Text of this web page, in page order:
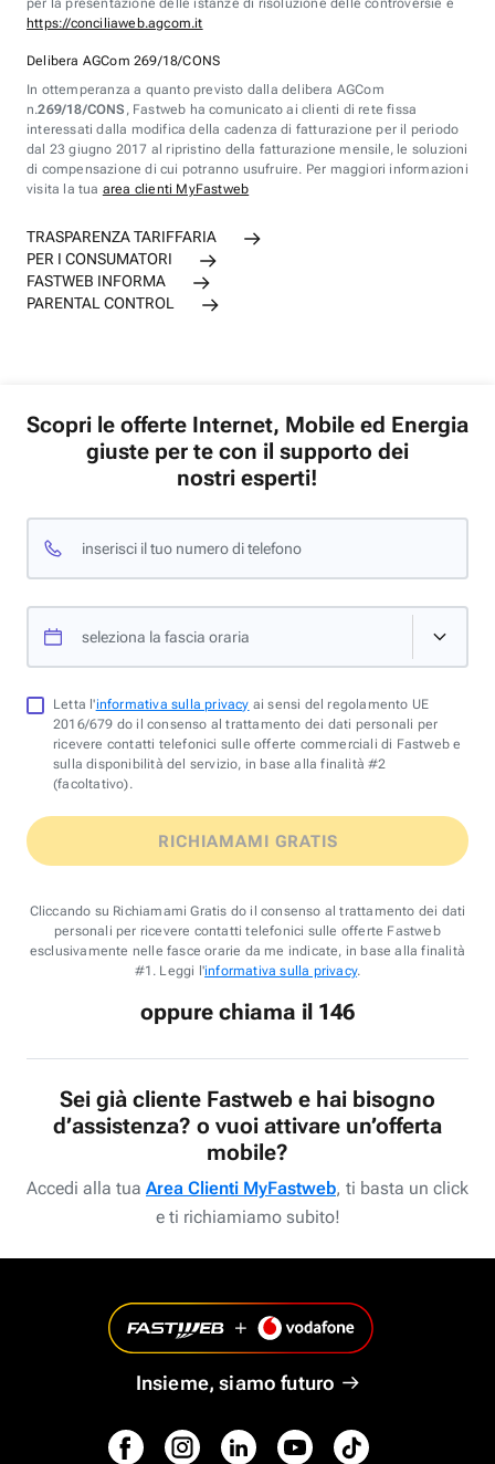
per la presentazione delle istanze di risoluzione delle controversie è
https://conciliaweb.agcom.it
Delibera AGCom 269/18/CONS
In ottemperanza a quanto previsto dalla delibera AGCom
n.269/18/CONS , Fastweb ha comunicato ai clienti di rete fissa
interessati dalla modifica della cadenza di fatturazione per il periodo
dal 23 giugno 2017 al ripristino della fatturazione mensile, le soluzioni
di compensazione di cui potranno usufruire. Per maggiori informazioni
visita la tua area clienti MyFastweb
TRASPARENZA TARIFFARIA
PER I CONSUMATORI
FASTWEB INFORMA
PARENTAL CONTROL
Scopri le offerte Internet, Mobile ed Energia
giuste per te con il supporto dei
nostri esperti!
inserisci il tuo numero di telefono
seleziona la fascia oraria
Letta l'informativa sulla privacy ai sensi del regolamento UE
2016/679 do il consenso al trattamento dei dati personali per
ricevere contatti telefonici sulle offerte commerciali di Fastweb e
sulla disponibilità del servizio, in base alla finalità #2
(facoltativo).
RICHIAMAMI GRATIS
Cliccando su Richiamami Gratis do il consenso al trattamento dei dati
personali per ricevere contatti telefonici sulle offerte Fastweb
esclusivamente nelle fasce orarie da me indicate, in base alla finalità
#1. Leggi l'informativa sulla privacy.
oppure chiama il 146
Sei già cliente Fastweb e hai bisogno
d’assistenza? o vuoi attivare un’offerta
mobile?
Accedi alla tua Area Clienti MyFastweb, ti basta un click
e ti richiamiamo subito!
Insieme, siamo futuro